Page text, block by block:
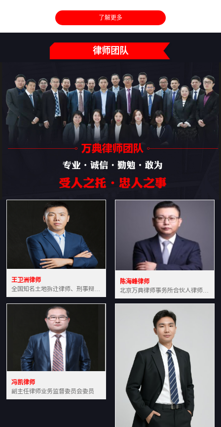
了解更多
律师团队
王卫洲律师
全国知名土地拆迁律师、刑事辩护律师北京万典律师事务所主任中国法学会会员北京市行政法研究会理事
陈海峰律师
北京万典律师事务所合伙人律师土地房产专业资深律师
冯凯律师
副主任律师业务监督委员会委员